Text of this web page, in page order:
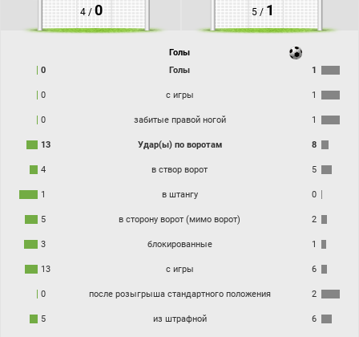
4 /0 5 / 1
Голы
0
Голы 1
0 с игры 1
0 забитые правой ногой 1
13 Удар(ы) по воротам 8
4 в створ ворот 5
1 в штангу 0
5 в сторону ворот (мимо ворот) 2
3 блокированные 1
13 с игры 6
0 после розыгрыша стандартного положения 2
5 из штрафной 6